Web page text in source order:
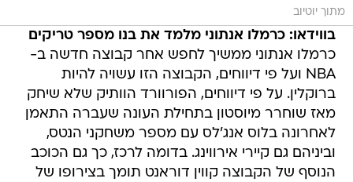
מתוך יוטיוב
בווידאו: כרמלו אנתוני מלמד את בנו מספר טריקים
כרמלו אנתוני ממשיך לחפש אחר קבוצה חדשה ב-
NBA ועל פי דיווחים, הקבוצה הזו עשויה להיות
ברוקלין. על פי דיווחים, הפורוורד הוותיק שלא שיחק
מאז שוחרר מיוסטון בתחילת העונה שעברה התאמן
לאחרונה בלוס אנג'לס עם מספר משחקני הנטס,
וביניהם גם קיירי אירווינג. בדומה לרכז, כך גם הכוכב
הנוסף של הקבוצה קווין דוראנט תומך בצירופו של